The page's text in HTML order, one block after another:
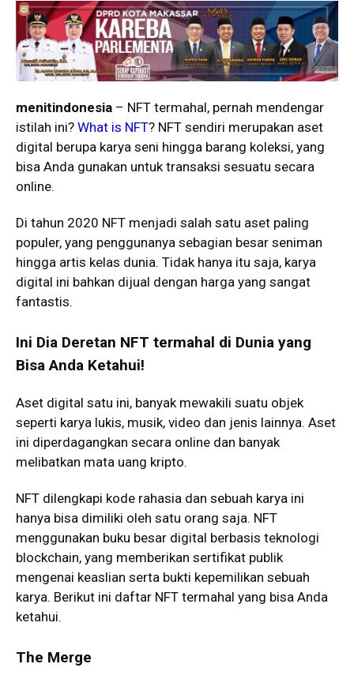
menitindonesia – NFT termahal, pernah mendengar
istilah ini? What is NFT? NFT sendiri merupakan aset
digital berupa karya seni hingga barang koleksi, yang
bisa Anda gunakan untuk transaksi sesuatu secara
online.
Di tahun 2020 NFT menjadi salah satu aset paling
populer, yang penggunanya sebagian besar seniman
hingga artis kelas dunia. Tidak hanya itu saja, karya
digital ini bahkan dijual dengan harga yang sangat
fantastis.
Ini Dia Deretan NFT termahal di Dunia yang
Bisa Anda Ketahui!
Aset digital satu ini, banyak mewakili suatu objek
seperti karya lukis, musik, video dan jenis lainnya. Aset
ini diperdagangkan secara online dan banyak
melibatkan mata uang kripto.
NFT dilengkapi kode rahasia dan sebuah karya ini
hanya bisa dimiliki oleh satu orang saja. NFT
menggunakan buku besar digital berbasis teknologi
blockchain, yang memberikan sertifikat publik
mengenai keaslian serta bukti kepemilikan sebuah
karya. Berikut ini daftar NFT termahal yang bisa Anda
ketahui.
The Merge